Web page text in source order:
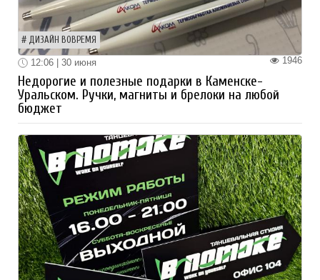
ДИЗАЙН ВОВРЕМЯ
1946
12:06 | 30 июня
Недорогие и полезные подарки в Каменске-
Уральском. Ручки, магниты и брелоки на любой
бюджет